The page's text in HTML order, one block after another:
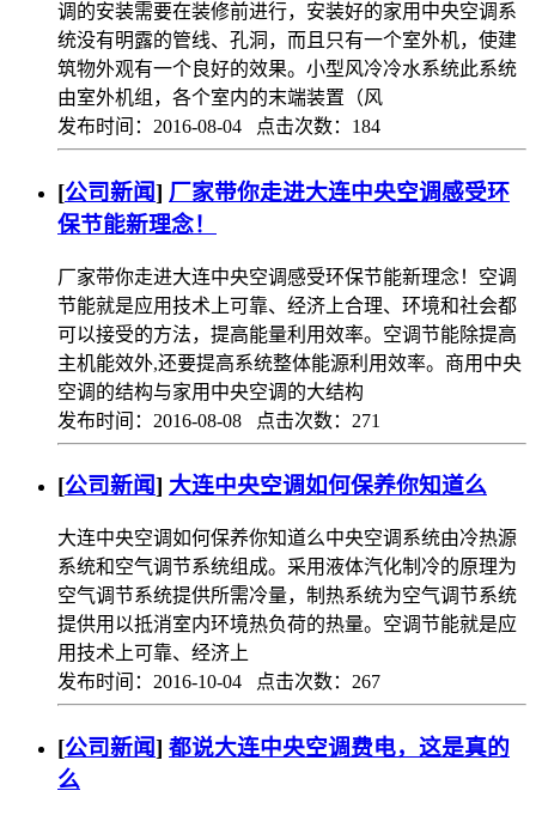
调的安装需要在装修前进行，安装好的家用中央空调系
统没有明露的管线、孔洞，而且只有一个室外机，使建
筑物外观有一个良好的效果。小型风冷冷水系统此系统
由室外机组，各个室内的末端装置（风
发布时间：2016-08-04 点击次数：184
[公司新闻] 厂家带你走进大连中央空调感受环
保节能新理念！
厂家带你走进大连中央空调感受环保节能新理念！空调
节能就是应用技术上可靠、经济上合理、环境和社会都
可以接受的方法，提高能量利用效率。空调节能除提高
主机能效外,还要提高系统整体能源利用效率。商用中央
空调的结构与家用中央空调的大结构
发布时间：2016-08-08 点击次数：271
[公司新闻] 大连中央空调如何保养你知道么
大连中央空调如何保养你知道么中央空调系统由冷热源
系统和空气调节系统组成。采用液体汽化制冷的原理为
空气调节系统提供所需冷量，制热系统为空气调节系统
提供用以抵消室内环境热负荷的热量。空调节能就是应
用技术上可靠、经济上
发布时间：2016-10-04 点击次数：267
[公司新闻] 都说​大连中央空调费电，这是真的
么